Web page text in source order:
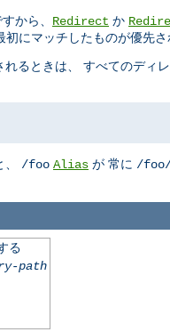
から、 Redirect か
にマッチしたものが優先さ
るときは、 すべてのディ
/foo Alias が 常に /
る
path